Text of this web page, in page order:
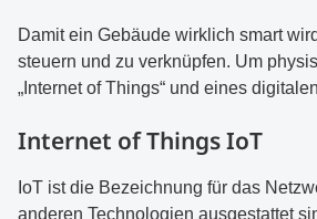
Damit ein Gebäude wirklich smart
steuern und zu verknüpfen. Um
„Internet of Things“ und eines
Internet of Things IoT
IoT ist die Bezeichnung für das
anderen Technologien ausgestattet